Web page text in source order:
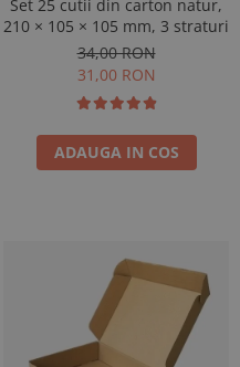
Set 25 cutii din carton natur,
210 × 105 × 105 mm, 3 straturi
34,00 RON
31,00 RON
ADAUGA IN COS